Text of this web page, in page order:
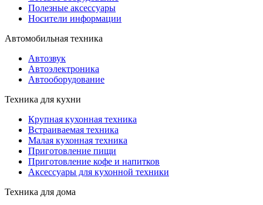
Полезные аксессуары
Носители информации
Автомобильная техника
Автозвук
Автоэлектроника
Автооборудование
Техника для кухни
Крупная кухонная техника
Встраиваемая техника
Малая кухонная техника
Приготовление пищи
Приготовление кофе и напитков
Аксессуары для кухонной техники
Техника для дома